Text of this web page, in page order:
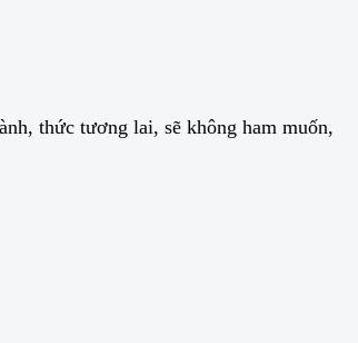
thức tương lai, sẽ không ham muốn,